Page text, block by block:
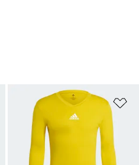
Ajouter à la Liste de produits